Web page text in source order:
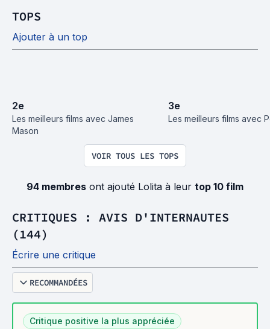
TOPS
Ajouter à un top
2e
Les meilleurs films avec James
Mason
3e
Les meilleurs films avec
VOIR TOUS LES TOPS
94 membres ont ajouté Lolita à leur top 10 film
CRITIQUES : AVIS D'INTERNAUTES
(144)
Écrire une critique
RECOMMANDÉES
Critique positive la plus appréciée